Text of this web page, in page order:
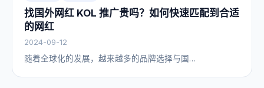
找国外网红 KOL 推广贵吗？如何快速匹配到合适
的网红
2024-09-12
随着全球化的发展，越来越多的品牌选择与国…